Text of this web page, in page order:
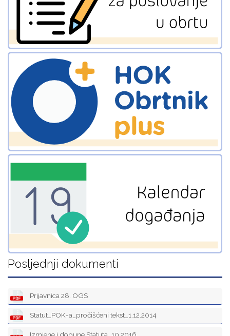
Posljednji dokumenti
Prijavnica 28. OGS
Statut_POK-a_pročišćeni tekst_1.12.2014